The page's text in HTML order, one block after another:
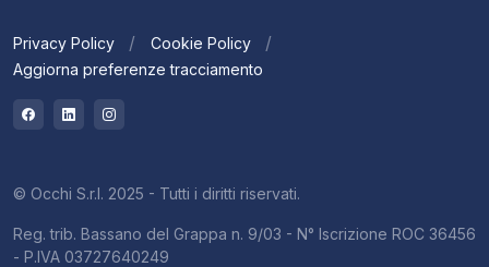
Privacy Policy
Cookie Policy
Aggiorna preferenze tracciamento
© Occhi S.r.l. 2025 - Tutti i diritti riservati.
Reg. trib. Bassano del Grappa n. 9/03 - N° Iscrizione ROC 36456
- P.IVA 03727640249